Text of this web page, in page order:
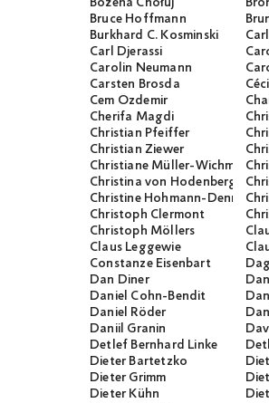
Bruce Hoffmann
Burkhard C. Kosminski
Carl Djerassi
Carolin Neumann
Carsten Brosda
Cem Özdemir
Cherifa Magdi
Christian Pfeiffer
Christian Ziewer
Christiane Müller-Wichmann
Christina von Hodenberg
Christine Hohmann-
Christoph Clermont
Christoph Möllers
Claus Leggewie
Constanze Eisenbart
Dan Diner
Daniel Cohn-Bendit
Daniel Röder
Daniil Granin
Detlef Bernhard Linke
Dieter Bartetzko
Dieter Grimm
Dieter Kühn